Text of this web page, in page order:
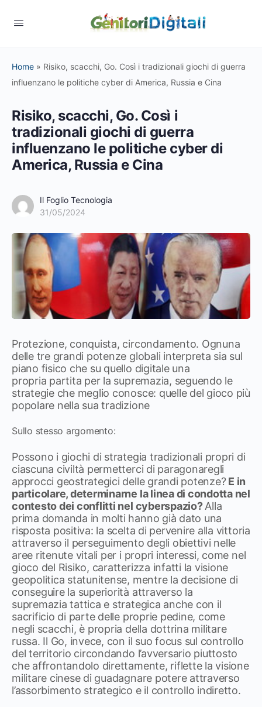
Home » Risiko, scacchi, Go. Così i tradizionali giochi di guerra
influenzano le politiche cyber di America, Russia e Cina
Risiko, scacchi, Go. Così i
tradizionali giochi di guerra
influenzano le politiche cyber di
America, Russia e Cina
Il Foglio Tecnologia
31/05/2024
Protezione, conquista, circondamento. Ognuna
delle tre grandi potenze globali interpreta sia sul
piano fisico che su quello digitale una
propria partita per la supremazia, seguendo le
strategie che meglio conosce: quelle del gioco più
popolare nella sua tradizione
Sullo stesso argomento:
Possono i giochi di strategia tradizionali propri di
ciascuna civiltà permetterci di paragonaregli
approcci geostrategici delle grandi potenze? E in
particolare, determinarne la linea di condotta nel
contesto dei conflitti nel cyberspazio?Alla
prima domanda in molti hanno già dato una
risposta positiva: la scelta di pervenire alla vittoria
attraverso il perseguimento degli obiettivi nelle
aree ritenute vitali per i propri interessi, come nel
gioco del Risiko, caratterizza infatti la visione
geopolitica statunitense, mentre la decisione di
conseguire la superiorità attraverso la
supremazia tattica e strategica anche con il
sacrificio di parte delle proprie pedine, come
negli scacchi, è propria della dottrina militare
russa. Il Go, invece, con il suo focus sul controllo
del territorio circondando l’avversario piuttosto
che affrontandolo direttamente, riflette la visione
militare cinese di guadagnare potere attraverso
l’assorbimento strategico e il controllo indiretto.